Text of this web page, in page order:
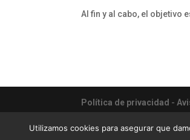
Al fin y al cabo, el objetivo
Política de privacidad -
Sitio web diseñado por
Utilizamos cookies para asegurar que